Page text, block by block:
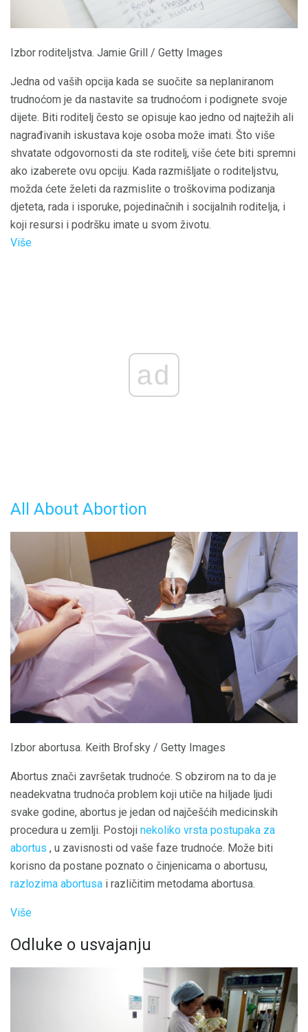
Izbor roditeljstva. Jamie Grill / Getty Images
Jedna od vaših opcija kada se suočite sa neplaniranom
trudnoćom je da nastavite sa trudnoćom i podignete svoje
dijete. Biti roditelj često se opisuje kao jedno od najtežih ali
nagrađivanih iskustava koje osoba može imati. Što više
shvatate odgovornosti da ste roditelj, više ćete biti spremni
ako izaberete ovu opciju. Kada razmišljate o roditeljstvu,
možda ćete želeti da razmislite o troškovima podizanja
djeteta, rada i isporuke, pojedinačnih i socijalnih roditelja, i
koji resursi i podršku imate u svom životu.
Više
ad
All About Abortion
Izbor abortusa. Keith Brofsky / Getty Images
Abortus znači završetak trudnoće. S obzirom na to da je
neadekvatna trudnoća problem koji utiče na hiljade ljudi
svake godine, abortus je jedan od najčešćih medicinskih
procedura u zemlji. Postoji nekoliko vrsta postupaka za
abortus , u zavisnosti od vaše faze trudnoće. Može biti
korisno da postane poznato o činjenicama o abortusu,
razlozima abortusa i različitim metodama abortusa.
Više
Odluke o usvajanju